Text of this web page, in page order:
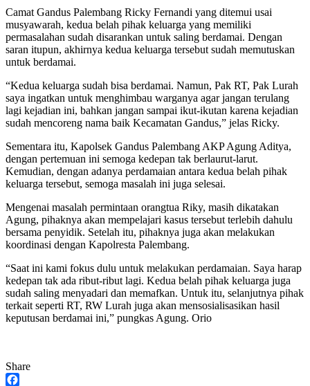
Camat Gandus Palembang Ricky Fernandi yang ditemui usai
musyawarah, kedua belah pihak keluarga yang memiliki
permasalahan sudah disarankan untuk saling berdamai. Dengan
saran itupun, akhirnya kedua keluarga tersebut sudah memutuskan
untuk berdamai.
“Kedua keluarga sudah bisa berdamai. Namun, Pak RT, Pak Lurah
saya ingatkan untuk menghimbau warganya agar jangan terulang
lagi kejadian ini, bahkan jangan sampai ikut-ikutan karena kejadian
sudah mencoreng nama baik Kecamatan Gandus,” jelas Ricky.
Sementara itu, Kapolsek Gandus Palembang AKP Agung Aditya,
dengan pertemuan ini semoga kedepan tak berlaurut-larut.
Kemudian, dengan adanya perdamaian antara kedua belah pihak
keluarga tersebut, semoga masalah ini juga selesai.
Mengenai masalah permintaan orangtua Riky, masih dikatakan
Agung, pihaknya akan mempelajari kasus tersebut terlebih dahulu
bersama penyidik. Setelah itu, pihaknya juga akan melakukan
koordinasi dengan Kapolresta Palembang.
“Saat ini kami fokus dulu untuk melakukan perdamaian. Saya harap
kedepan tak ada ribut-ribut lagi. Kedua belah pihak keluarga juga
sudah saling menyadari dan memafkan. Untuk itu, selanjutnya pihak
terkait seperti RT, RW Lurah juga akan mensosialisasikan hasil
keputusan berdamai ini,” pungkas Agung. Orio
Share